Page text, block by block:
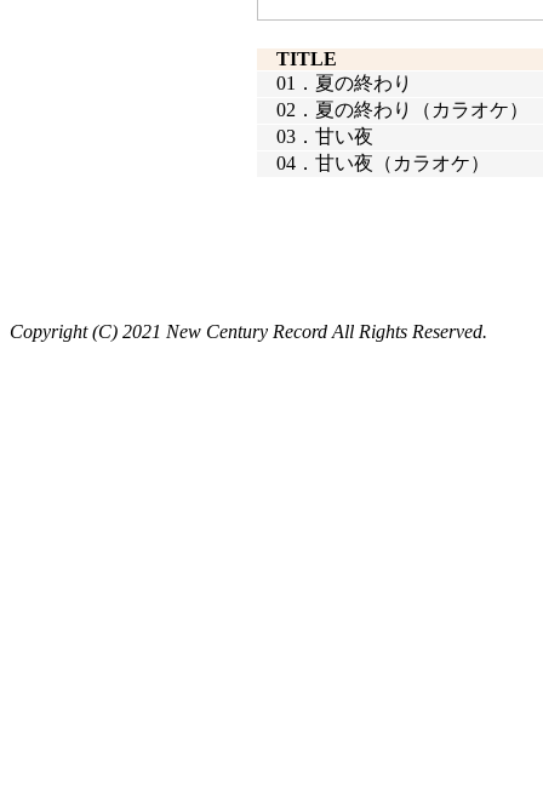
TITLE
01． 夏の終わり
02． 夏の終わり（カラオケ）
03． 甘い夜
04． 甘い夜（カラオケ）
Copyright (C) 2021 New Century Record All Rights Reserved.